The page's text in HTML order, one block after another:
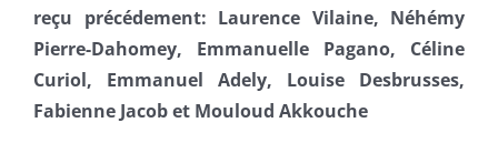
reçu précédement: Laurence Vilaine, Néhémy
Pierre-Dahomey, Emmanuelle Pagano, Céline
Curiol, Emmanuel Adely, Louise Desbrusses,
Fabienne Jacob et Mouloud Akkouche